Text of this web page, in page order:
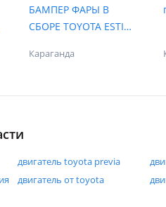
БАМПЕР ФАРЫ В
СБОРЕ TOYOTA ESTIMA
Караганда
двигатель toyota previa
двигатель от toyota